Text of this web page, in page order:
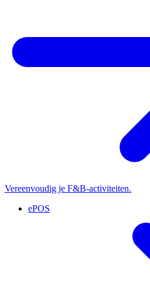
Vereenvoudig je F&B-activiteiten.
ePOS